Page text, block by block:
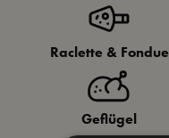
Raclette & Fondue
Geflügel